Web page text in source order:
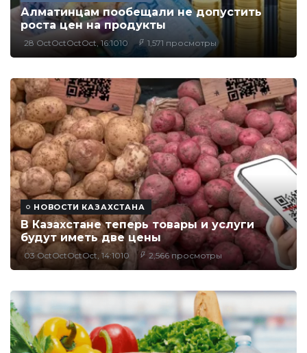
Алматинцам пообещали не допустить
роста цен на продукты
28 OctOctOctOct, 16:1010 1,571 просмотры
НОВОСТИ КАЗАХСТАНА
В Казахстане теперь товары и услуги
будут иметь две цены
03 OctOctOctOct, 14:1010 2,566 просмотры